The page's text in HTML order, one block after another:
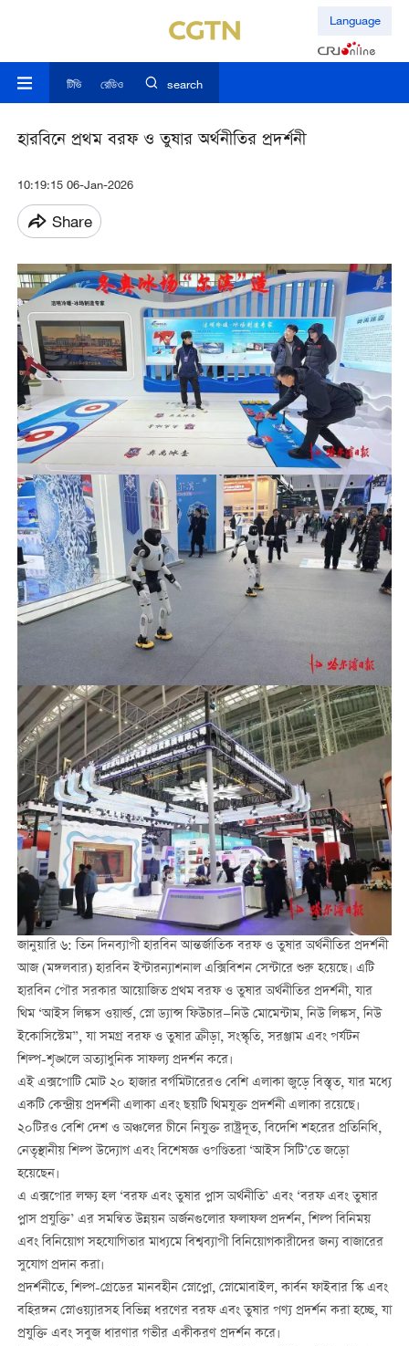
Language
টিভি রেডিও search
হারবিনে প্রথম বরফ ও তুষার অর্থনীতির প্রদর্শনী
10:19:15 06-Jan-2026
Share
জানুয়ারি ৬: তিন দিনব্যাপী হারবিন আন্তর্জাতিক বরফ ও তুষার অর্থনীতির প্রদর্শনী
আজ (মঙ্গলবার) হারবিন ইন্টারন্যাশনাল এক্সিবিশন সেন্টারে শুরু হয়েছে। এটি
হারবিন পৌর সরকার আয়োজিত প্রথম বরফ ও তুষার অর্থনীতির প্রদর্শনী, যার
থিম ‘আইস লিঙ্কস ওয়ার্ল্ড, স্নো ড্যান্স ফিউচার—নিউ মোমেন্টাম, নিউ লিঙ্কস, নিউ
ইকোসিস্টেম”, যা সমগ্র বরফ ও তুষার ক্রীড়া, সংস্কৃতি, সরঞ্জাম এবং পর্যটন
শিল্প-শৃঙ্খলে অত্যাধুনিক সাফল্য প্রদর্শন করে।
এই এক্সপোটি মোট ২০ হাজার বর্গমিটারেরও বেশি এলাকা জুড়ে বিস্তৃত, যার মধ্যে
একটি কেন্দ্রীয় প্রদর্শনী এলাকা এবং ছয়টি থিমযুক্ত প্রদর্শনী এলাকা রয়েছে।
২০টিরও বেশি দেশ ও অঞ্চলের চীনে নিযুক্ত রাষ্ট্রদূত, বিদেশি শহরের প্রতিনিধি,
নেতৃস্থানীয় শিল্প উদ্যোগ এবং বিশেষজ্ঞ ওপণ্ডিতরা ‘আইস সিটি’তে জড়ো
হয়েছেন।
এ এক্সপোর লক্ষ্য হল ‘বরফ এবং তুষার প্লাস অর্থনীতি’ এবং ‘বরফ এবং তুষার
প্লাস প্রযুক্তি’ এর সমন্বিত উন্নয়ন অর্জনগুলোর ফলাফল প্রদর্শন, শিল্প বিনিময়
এবং বিনিয়োগ সহযোগিতার মাধ্যমে বিশ্বব্যাপী বিনিয়োগকারীদের জন্য বাজারের
সুযোগ প্রদান করা।
প্রদর্শনীতে, শিল্প-গ্রেডের মানবহীন স্নোপ্লো, স্নোমোবাইল, কার্বন ফাইবার স্কি এবং
বহিরঙ্গন স্নোওয়্যারসহ বিভিন্ন ধরণের বরফ এবং তুষার পণ্য প্রদর্শন করা হচ্ছে, যা
প্রযুক্তি এবং সবুজ ধারণার গভীর একীকরণ প্রদর্শন করে।